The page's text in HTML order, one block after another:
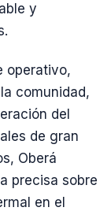
y
operativo,
comunidad,
del
de gran
Oberá
precisa sobre
en el